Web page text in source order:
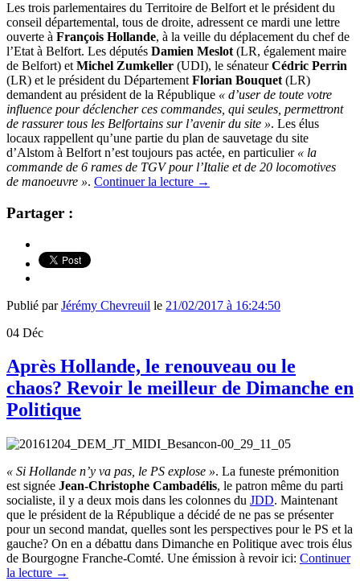
Les trois parlementaires du Territoire de Belfort et le président du
conseil départemental, tous de droite, adressent ce mardi une lettre
ouverte à François Hollande, à la veille du déplacement du chef de
l’Etat à Belfort. Les députés Damien Meslot (LR, également maire
de Belfort) et Michel Zumkeller (UDI), le sénateurCédric Perrin
(LR) et le président du Département Florian Bouquet (LR)
demandent au président de la République « d’user de toute votre
influence pour déclencher ces commandes, qui seules, permettront
de rassurer tous les Belfortains sur l’avenir du site ». Les élus
locaux rappellent qu’une partie du plan de sauvetage du site
d’Alstom à Belfort n’est toujours pas actée, en particulier « la
commande de 6 rames de TGV pour l’Italie et de 20 locomotives
de manoeuvre ». Continuer la lecture →
Partager :
Publié parJérémy Chevreuil le 21/02/2017 à 16:24:50
04 Déc
Après Hollande, le renouveau ou le
chaos? Revoir le meilleur de Dimanche en
Politique
« Si Hollande n’y va pas, le PS explose ». La funeste prémonition
est signée Jean-Christophe Cambadélis, le patron même du parti
socialiste, il y a deux mois dans les colonnes du JDD. Maintenant
que le président de la République a décidé de ne pas se présenter
pour un second mandat, quelles sont les perspectives pour le PS et la
gauche? On en a débattu dans Dimanche en Politique avec trois élus
de Bourgogne Franche-Comté. Une émission à revoir ici: Continuer
la lecture →